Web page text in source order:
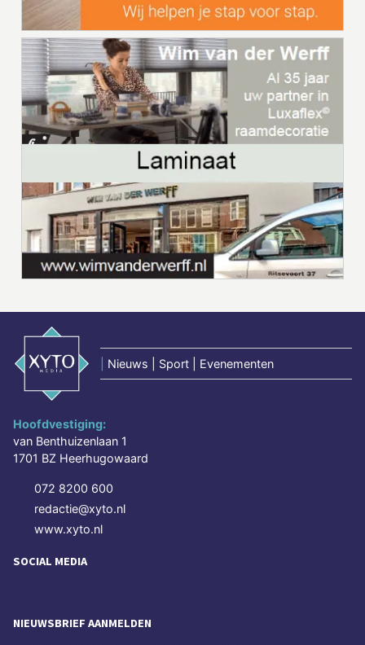
Nieuws | Sport | Evenementen
Hoofdvestiging:
van Benthuizenlaan 1
1701 BZ Heerhugowaard
072 8200 600
redactie@xyto.nl
www.xyto.nl
SOCIAL MEDIA
NIEUWSBRIEF AANMELDEN